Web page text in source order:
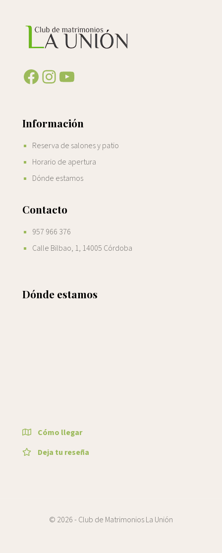
Facebook
Instagram
YouTube
Información
Reserva de salones y patio
Horario de apertura
Dónde estamos
Contacto
957 966 376
Calle Bilbao, 1, 14005 Córdoba
Dónde estamos
Cómo llegar
Deja tu reseña
© 2026 - Club de Matrimonios La Unión